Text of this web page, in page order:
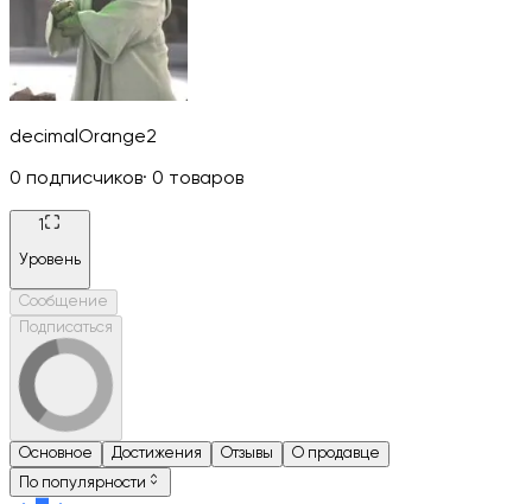
decimalOrange2
0 подписчиков· 0 товаров
1
Уровень
Сообщение
Подписаться
Основное Достижения Отзывы
О продавце
По популярности